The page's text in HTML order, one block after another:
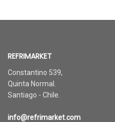
REFRIMARKET
Constantino 539,
Quinta Normal.
Santiago - Chile.
info@refrimarket.com